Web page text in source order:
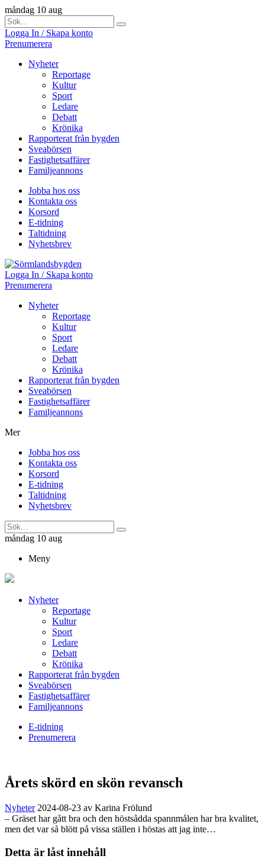
måndag 10 aug
Logga In / Skapa konto
Prenumerera
Nyheter
Reportage
Kultur
Sport
Ledare
Debatt
Krönika
Rapporterat från bygden
Sveabörsen
Fastighetsaffärer
Familjeannons
Jobba hos oss
Kontakta oss
Korsord
E-tidning
Taltidning
Nyhetsbrev
Logga In / Skapa konto
Prenumerera
Nyheter
Reportage
Kultur
Sport
Ledare
Debatt
Krönika
Rapporterat från bygden
Sveabörsen
Fastighetsaffärer
Familjeannons
Mer
Jobba hos oss
Kontakta oss
Korsord
E-tidning
Taltidning
Nyhetsbrev
måndag 10 aug
Meny
Nyheter
Reportage
Kultur
Sport
Ledare
Debatt
Krönika
Rapporterat från bygden
Sveabörsen
Fastighetsaffärer
Familjeannons
E-tidning
Prenumerera
Årets skörd en skön revansch
Nyheter 2024-08-23 av Karina Frölund
– Gräset har gått bra och den höstsådda spannmålen har bra kvalitet,
men det var så blött på vissa ställen i höstas att jag inte…
Detta är låst innehåll